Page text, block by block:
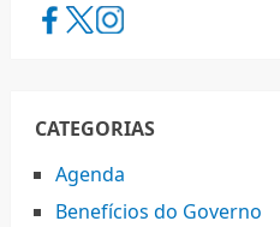
CATEGORIAS
Agenda
Benefícios do Governo